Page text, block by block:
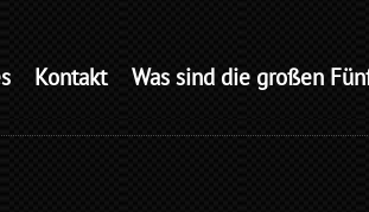
Kontakt Was sind die großen